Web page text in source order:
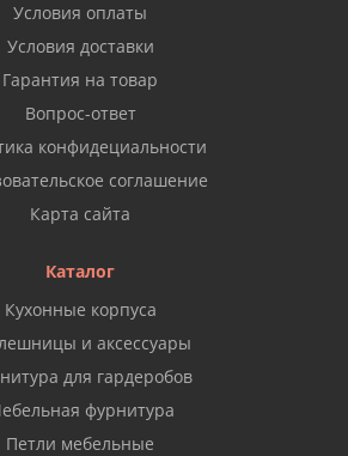
Условия оплаты
Условия доставки
Гарантия на товар
Вопрос-ответ
конфидециальности
соглашение
Карта сайта
Каталог
Кухонные корпуса
и аксессуары
для гардеробов
фурнитура
Петли мебельные